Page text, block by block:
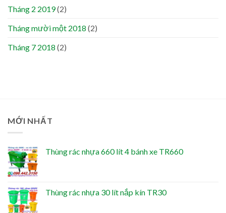
Tháng 2 2019(2)
Tháng mười một 2018 (2)
Tháng 7 2018 (2)
MỚI NHẤT
Thùng rác nhựa 660 lít 4 bánh xe TR660
Thùng rác nhựa 30 lít nắp kín TR30